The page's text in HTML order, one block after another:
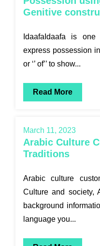
Genitive
IdaafaIdaafa is
express possession in
or ‘’ of’’ to show...
Read More
March 11, 2023
Arabic Culture
Traditions
Arabic culture
Culture and society,
background
language you...